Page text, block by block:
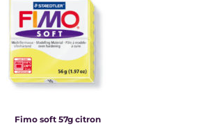
Fimo soft 57g citron